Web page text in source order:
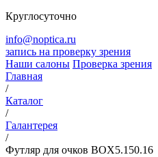
Круглосуточно
info@noptica.ru
запись на проверку зрения
Наши салоны Проверка зрения
Главная
/
Каталог
/
Галантерея
/
Футляр для очков BOX5.150.16